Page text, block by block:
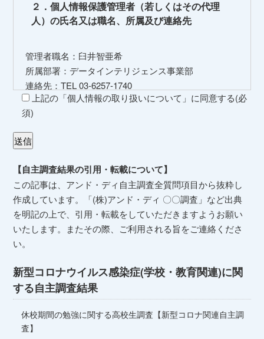
２．個人情報保護管理者（若しくはその代理
人）の氏名又は職名、所属及び連絡先
管理者職名：臼井智亜希
所属部署：データインテリジェンス事業部
連絡先：TEL 03-6257-1740
３．個人情報の利用目的
当社のサービス向上のため
４．個人情報取扱いの委託
当社は事業運営上、前項利用目的の範囲に限って個人
情報を外部に委託することがあります。この場合、個
理を実施させます。
５．個人情報の開示等の請求
ご本人様は、当社に対してご自身の個人情報の開示等
（利用目的の通知、開示、内容の訂正・追加・削除、
上記の「個人情報の取り扱いについて」に同意する(必
須)
【自主調査結果の引用・転載について】
この記事は、アンド・ディ自主調査全質問項目から抜粋し
作成しています。「(株)アンド・ディ 〇〇調査」など出典
を明記の上で、引用・転載をしていただきますようお願い
いたします。またその際、ご利用される旨をご連絡くださ
い。
新型コロナウイルス感染症(学校・教育関連)に関
する自主調査結果
休校期間の勉強に関する高校生調査【新型コロナ関連自主調
査】